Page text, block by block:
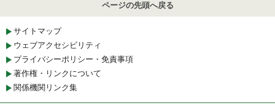
ページの先頭へ戻る
サイトマップ
ウェブアクセシビリティ
プライバシーポリシー・免責事項
著作権・リンクについて
関係機関リンク集